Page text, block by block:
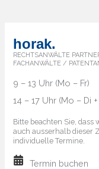
Sie
Ihre
Marke
zukunftssicher
machen
horak.
RECHTSANWÄLTE
FACHANWÄLTE /
9 – 13 Uhr (Mo – Fr)
14 – 17 Uhr (Mo – Di
Bitte beachten Sie,
auch ausserhalb dieser
individuelle Termine.
Termin buchen